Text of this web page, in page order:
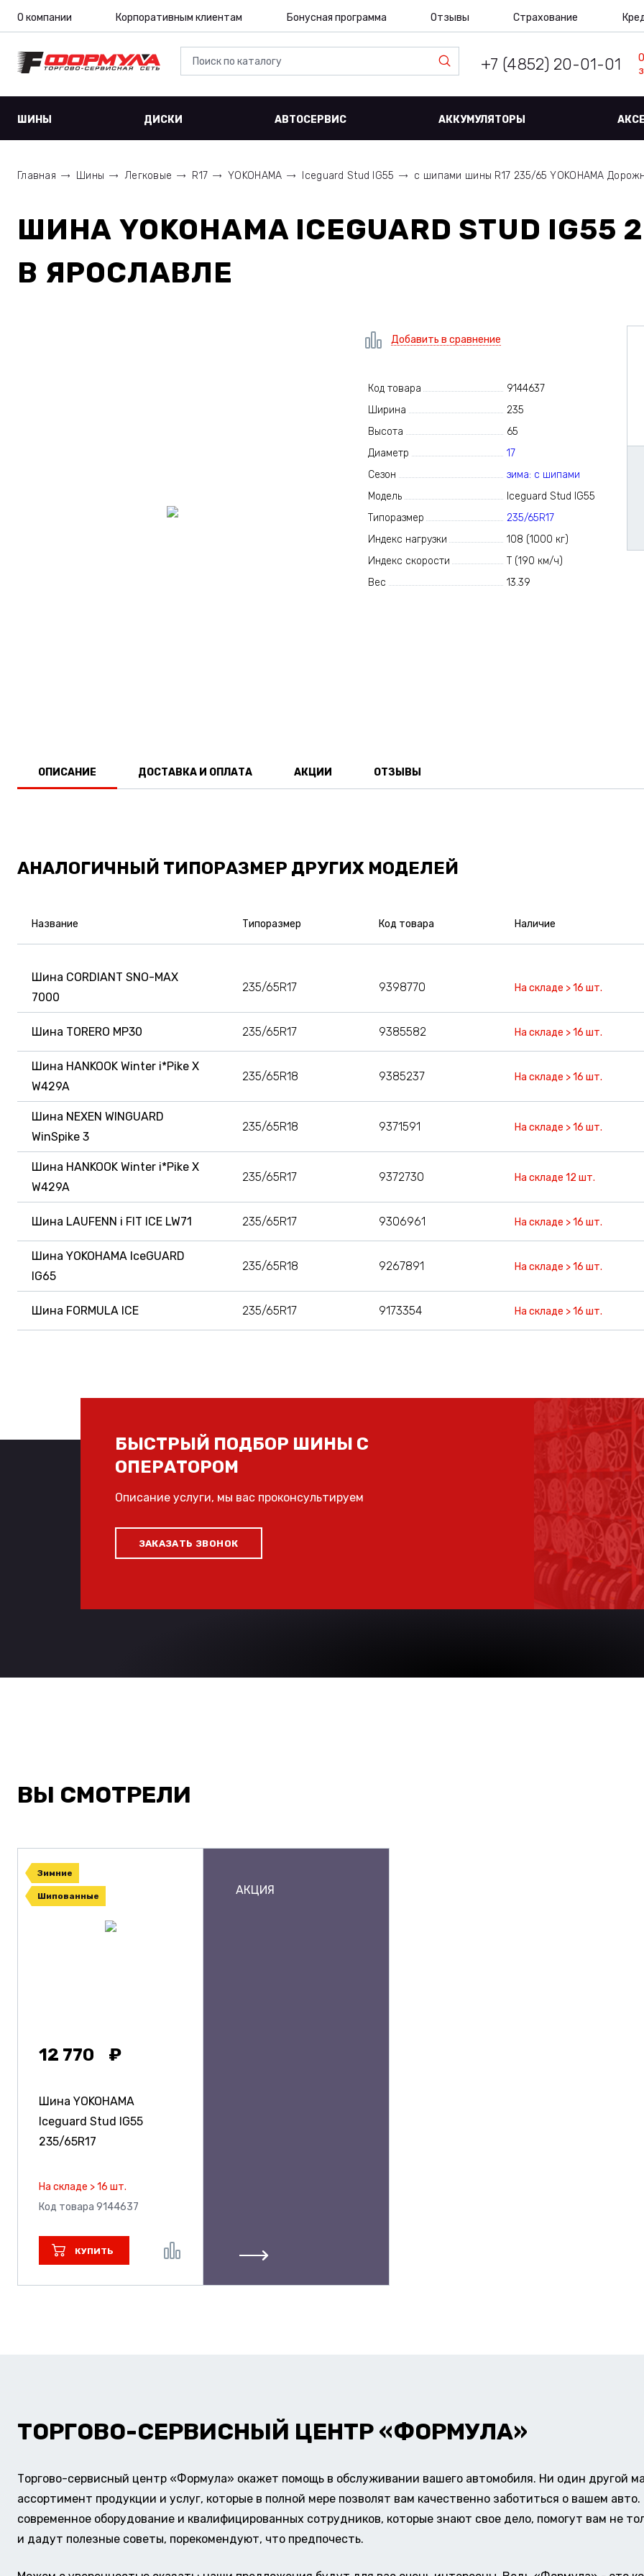
О компании Корпоративным клиентам Бонусная программа Отзывы Страхование
+7 (4852) 20-01-01
ШИНЫ ДИСКИ АВТОСЕРВИС АККУМУЛЯТОРЫ
Главная Шины Легковые R17 YOKOHAMA Iceguard Stud IG55 с шипами шины R17 235/65 YOKOHAMA
ШИНА YOKOHAMA ICEGUARD STUD
В ЯРОСЛАВЛЕ
Добавить в сравнение
Код товара
9144637
Ширина
235
Высота
65
Диаметр
17
Сезон
зима: с шипами
Модель
Iceguard Stud IG55
Типоразмер
235/65R17
Индекс нагрузки
108 (1000 кг)
Индекс скорости
T (190 км/ч)
Вес
13.39
ОПИСАНИЕ ДОСТАВКА И ОПЛАТА АКЦИИ ОТЗЫВЫ
АНАЛОГИЧНЫЙ ТИПОРАЗМЕР ДРУГИХ МОДЕЛЕЙ
Название Типоразмер Код товара Наличие
Шина CORDIANT SNO-MAX
7000
235/65R17 9398770 На складе > 16 шт.
Шина TORERO MP30 235/65R17 9385582 На складе > 16 шт.
Шина HANKOOK Winter i*Pike X
W429A
235/65R18 9385237 На складе > 16 шт.
Шина NEXEN WINGUARD
WinSpike 3
235/65R18 9371591 На складе > 16 шт.
Шина HANKOOK Winter i*Pike X
W429A
235/65R17 9372730 На складе 12 шт.
Шина LAUFENN i FIT ICE LW71 235/65R17 9306961 На складе > 16 шт.
Шина YOKOHAMA IceGUARD
IG65
235/65R18 9267891 На складе > 16 шт.
Шина FORMULA ICE 235/65R17 9173354 На складе > 16 шт.
БЫСТРЫЙ ПОДБОР ШИНЫ С
ОПЕРАТОРОМ
Описание услуги, мы вас проконсультируем
ЗАКАЗАТЬ ЗВОНОК
ВЫ СМОТРЕЛИ
Зимние
Шипованные
12 770
Шина YOKOHAMA
Iceguard Stud IG55
235/65R17
На складе > 16 шт.
Код товара 9144637
КУПИТЬ
АКЦИЯ
ТОРГОВО-СЕРВИСНЫЙ ЦЕНТР «ФОРМУЛА»
Торгово-сервисный центр «Формула» окажет помощь в обслуживании вашего автомобиля. Ни один другой
ассортимент продукции и услуг, которые в полной мере позволят вам качественно заботиться о вашем
современное оборудование и квалифицированных сотрудников, которые знают свое дело, помогут вам не
и дадут полезные советы, порекомендуют, что предпочесть.